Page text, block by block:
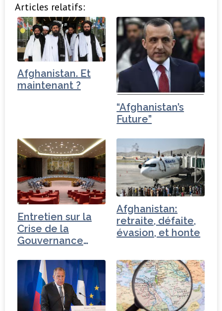
c
e
b
o
o
k
it
t
e
r
k
e
dI
n
ta
g
e
r
Articles relatifs:
Afghanistan. Et
maintenant ?
“Afghanistan’s
Future”
Entretien sur la
Crise de la
Gouvernance
Turquie
Afghanistan:
retraite, défaite,
évasion, et honte